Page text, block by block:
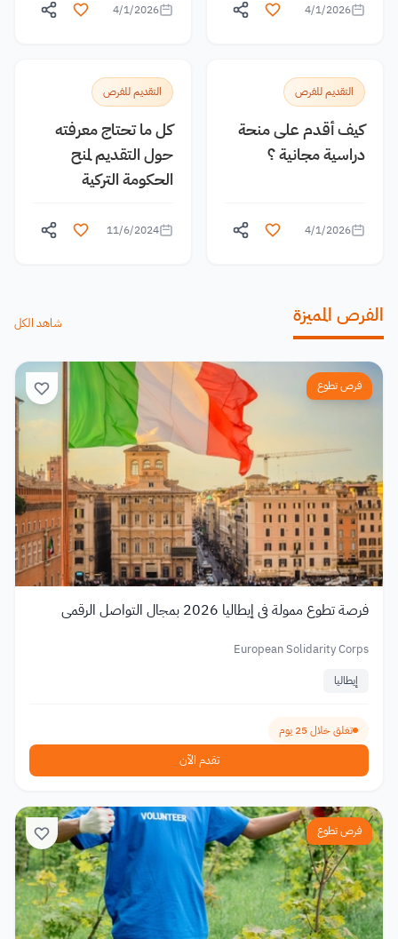
4/1/2026
4/1/2026
التقديم للفرص
كيف أقدم على منحة
دراسية مجانية ؟
4/1/2026
التقديم للفرص
كل ما تحتاج معرفته
حول التقديم لمنح
الحكومة التركية
11/6/2024
الفرص المميزة شاهد الكل
فرص تطوع
فرصة تطوع ممولة في إيطاليا 2026 بمجال التواصل الرقمي
European Solidarity Corps
إيطاليا
تغلق خلال 25 يوم
تقدم الآن
فرص تطوع